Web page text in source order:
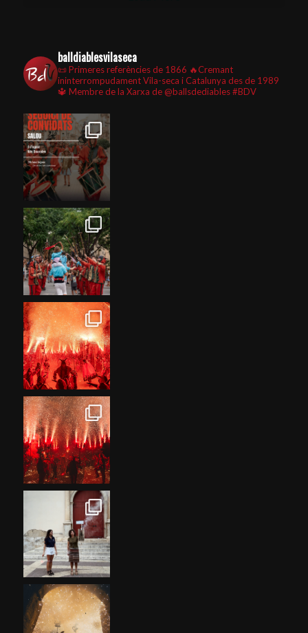
balldiablesvilaseca
📜 Primeres referències de 1866 🔥Cremant
ininterrompudament Vila-seca i Catalunya des de 1989
🔱 Membre de la Xarxa de @ballsdediables#BDV